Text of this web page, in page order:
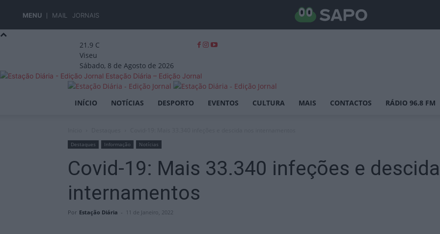
MENU MAIL JORNAIS
21.9 C
Viseu
Sábado, 8 de Agosto de 2026
Estação Diária – Edição Jornal
INÍCIO NOTÍCIAS DESPORTO EVENTOS CULTURA MAIS CONTACTOS RÁDIO 96.8 FM
Destaques Informação Notícias
Covid-19: Mais 33.340 infeções e
internamentos
Por Estação Diária - 11 de Janeiro, 2022